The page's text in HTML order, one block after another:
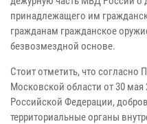
принадлежащего им
гражданам гражданское
безвозмездной основе.
Стоит отметить, что
Московской области от 30
Российской Федерации,
территориальные органы